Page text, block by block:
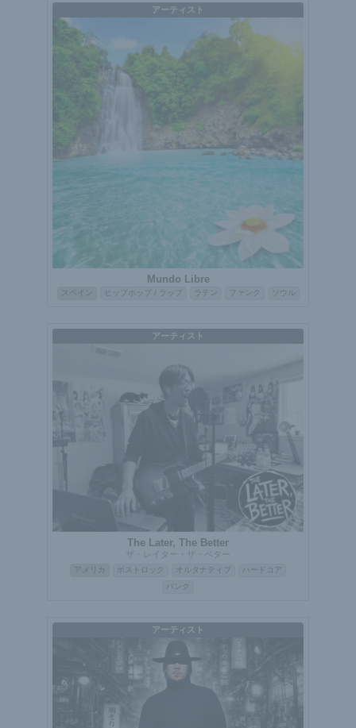
アーティスト
Mundo Libre
スペイン ヒップホップ / ラップ ラテン ファンク ソウル
アーティスト
The Later, The Better
ザ・レイター・ザ・ベター
アメリカ ポストロック オルタナティブ
ハードコア
パンク
アーティスト